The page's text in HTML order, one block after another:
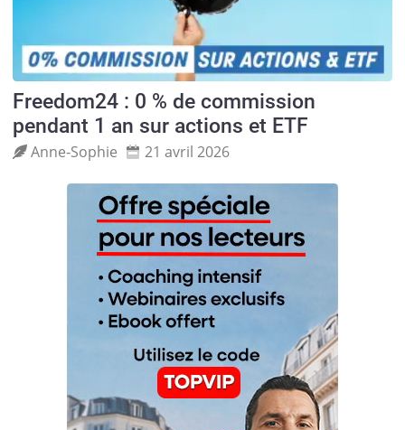
Freedom24 : 0 % de commission
pendant 1 an sur actions et ETF
Anne‑Sophie 21 avril 2026